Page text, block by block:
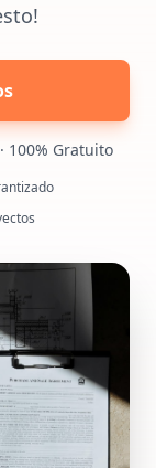
100% Gratuito